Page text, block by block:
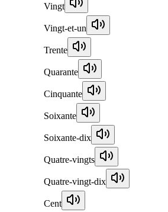
Vingt
Vingt-et-un
Trente
Quarante
Cinquante
Soixante
Soixante-dix
Quatre-vingts
Quatre-vingt-dix
Cent